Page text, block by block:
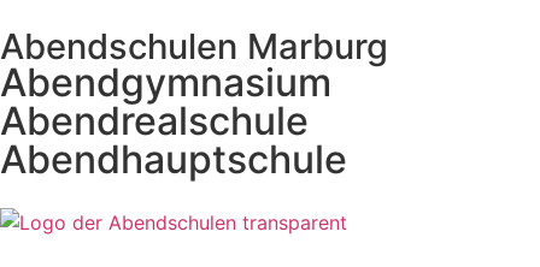
Abendschulen Marburg
Abendgymnasium
Abendrealschule
Abendhauptschule